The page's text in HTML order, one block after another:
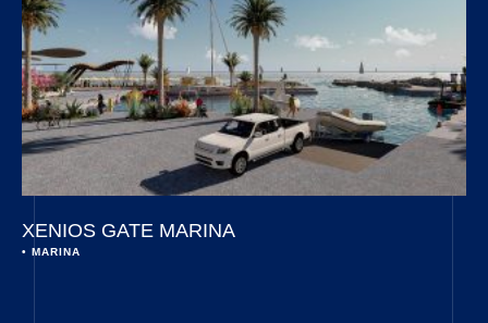
XENIOS GATE MARINA
• MARINA